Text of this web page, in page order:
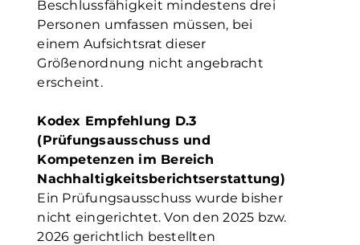
Beschlussfähigkeit mindestens drei
Personen umfassen müssen, bei
einem Aufsichtsrat dieser
Größenordnung nicht angebracht
erscheint.
Kodex Empfehlung D.3
(Prüfungsausschuss und
Kompetenzen im Bereich
Nachhaltigkeitsberichtserstattung)
Ein Prüfungsausschuss wurde bisher
nicht eingerichtet. Von den 2025 bzw.
2026 gerichtlich bestellten